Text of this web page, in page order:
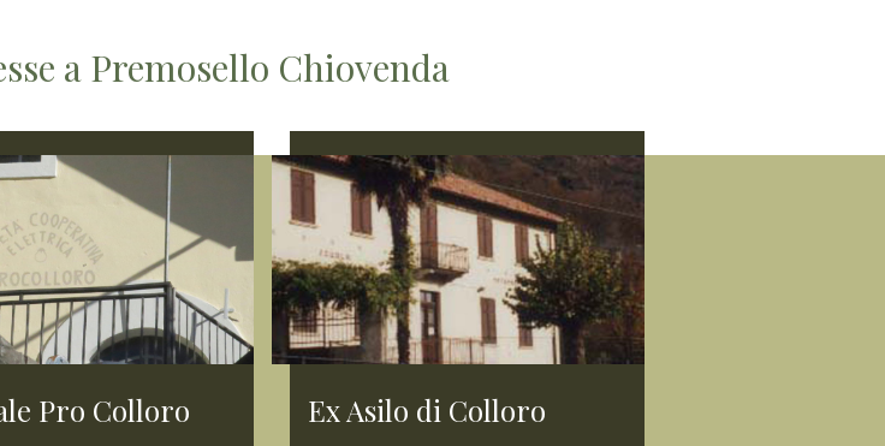
a Premosello Chiovenda
Pro Colloro Ex Asilo di Colloro